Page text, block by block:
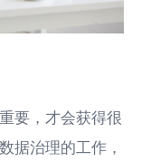
要，才会获得很
据治理的工作，